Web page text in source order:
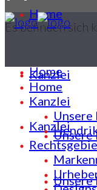
Es befinden sich
Home
Kanzlei
Unsere
Home
Kanzlei
Unsere
Home
Kanzlei